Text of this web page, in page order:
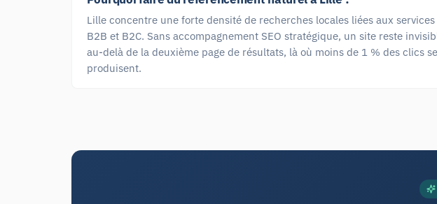
Lille concentre une forte densité de recherches locales liées aux services
B2B et B2C. Sans accompagnement SEO stratégique, un site reste
au-delà de la deuxième page de résultats, là où moins de 1 % des clics se
produisent.